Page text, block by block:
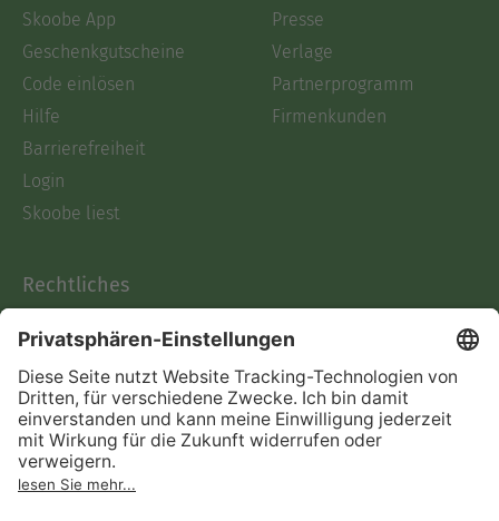
Skoobe App
Geschenkgutscheine
Code einlösen
Hilfe
Barrierefreiheit
Login
Skoobe liest
Presse
Verlage
Partnerprogramm
Firmenkunden
Rechtliches
AGB
Informationen nach Data
Act
Verträge hier kündigen
Impressum